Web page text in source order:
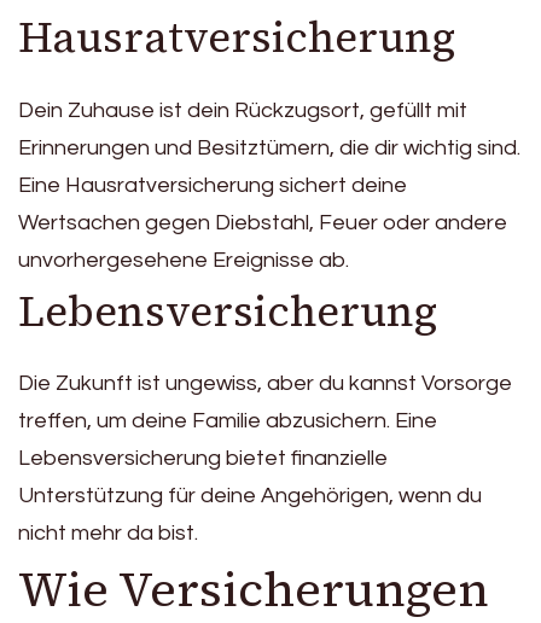
Hausratversicherung
Dein Zuhause ist dein Rückzugsort, gefüllt mit
Erinnerungen und Besitztümern, die dir wichtig sind.
Eine Hausratversicherung sichert deine
Wertsachen gegen Diebstahl, Feuer oder andere
unvorhergesehene Ereignisse ab.
Lebensversicherung
Die Zukunft ist ungewiss, aber du kannst Vorsorge
treffen, um deine Familie abzusichern. Eine
Lebensversicherung bietet finanzielle
Unterstützung für deine Angehörigen, wenn du
nicht mehr da bist.
Wie Versicherungen